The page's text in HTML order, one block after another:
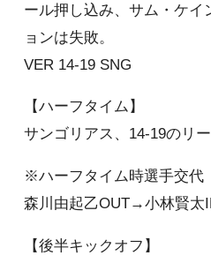
ール押し込み、サム・ケイ
ョンは失敗。
VER 14-19 SNG
【ハーフタイム】
サンゴリアス、14-19のリ
※ハーフタイム時選手交代
森川由起乙OUT→小林賢太
【後半キックオフ】